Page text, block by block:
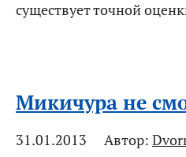
существует точной
Микичура не
31.01.2013 Автор: